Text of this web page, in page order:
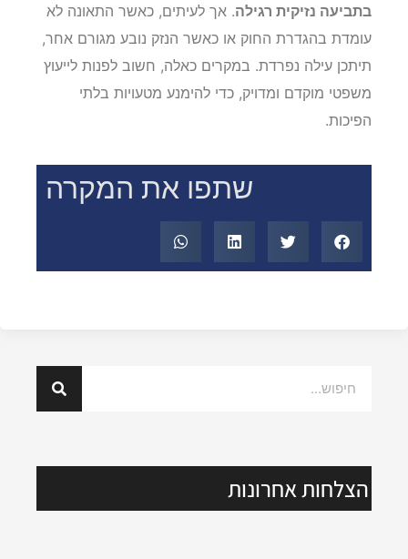
בתביעה נזיקית רגילה. אך לעיתים, כאשר התאונה לא
עומדת בהגדרת החוק או כאשר הנזק נובע מגורם אחר,
תיתכן עילה נפרדת. במקרים כאלה, חשוב לפנות לייעוץ
משפטי מוקדם ומדויק, כדי להימנע מטעויות בלתי
הפיכות.
שתפו את המקרה
הצלחות אחרונות